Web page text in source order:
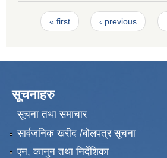
Pages
« first ‹ previous
सूचनाहरु
सूचना तथा समाचार
सार्वजनिक खरीद /बोलपत्र सूचना
एन, कानुन तथा निर्देशिका